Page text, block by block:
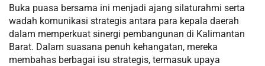
Buka puasa bersama ini menjadi ajang silaturahmi serta
wadah komunikasi strategis antara para kepala daerah
dalam memperkuat sinergi pembangunan di Kalimantan
Barat. Dalam suasana penuh kehangatan, mereka
membahas berbagai isu strategis, termasuk upaya